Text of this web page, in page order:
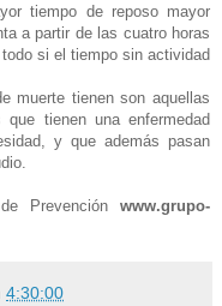
tiempo de reposo mayor
a partir de las cuatro horas
si el tiempo sin actividad
muerte tienen son aquellas
tienen una enfermedad
y que además pasan
Prevención www.grupo-
4:30:00